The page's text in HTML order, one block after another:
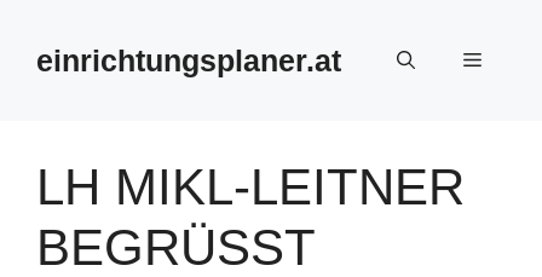
springeneinrichtungsplaner.at Menü
LH MIKL-LEITNER
BEGRÜSST F